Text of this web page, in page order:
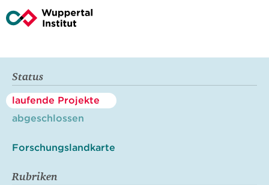
Status
laufende Projekte
abgeschlossen
Forschungslandkarte
Rubriken